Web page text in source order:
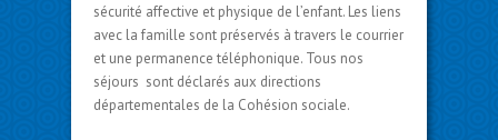
sécurité affective et physique de l’enfant. Les liens
avec la famille sont préservés à travers le courrier
et une permanence téléphonique. Tous nos
séjours sont déclarés aux directions
départementales de la Cohésion sociale.